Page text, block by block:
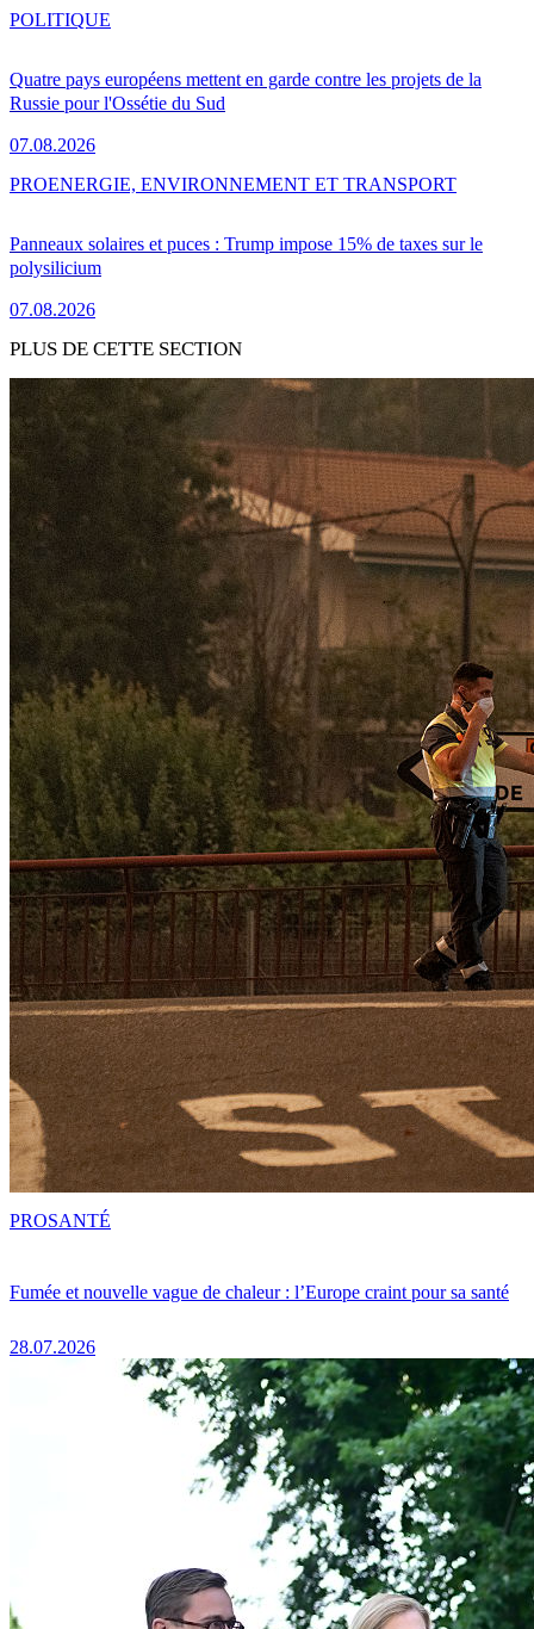
Quatre pays européens mettent en garde contre les projets de la
Russie pour l'Ossétie du Sud
07.08.2026
POLITIQUE
Panneaux solaires et puces : Trump impose 15% de taxes sur le
polysilicium
07.08.2026
PROENERGIE, ENVIRONNEMENT ET TRANSPORT
PLUS DE CETTE SECTION
Fumée et nouvelle vague de chaleur : l’Europe craint pour sa santé
28.07.2026
PROSANTÉ